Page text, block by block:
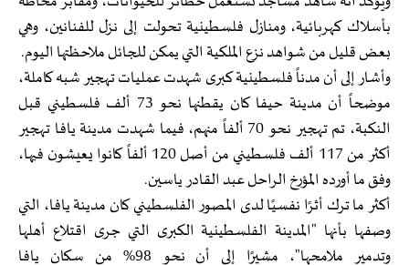
بأسلاك كهربائية، ومنازل فلسطينية تحولت إلى نزل للفنانين، وهي
بعض قليل من شواهد نزع الملكية التي يمكن للجائل ملاحظتها اليوم.
وأشار إلى أن مدناً فلسطينية كبرى شهدت عمليات تهجير شبه كاملة،
موضحاً أن مدينة حيفا كان يقطنها نحو 73 ألف فلسطيني قبل
النكبة، تم تهجير نحو 70 ألفاً منهم، فيما شهدت مدينة يافا تهجير
أكثر من 117 ألف فلسطيني من أصل 120 ألفاً كانوا يعيشون فيها،
وفق ما أورده المؤرخ الراحل عبد القادر ياسين.
أكثر ما ترك أثرًا نفسيًا لدى المصور الفلسطيني كان مدينة يافا، التي
وصفها بأنها "المدينة الفلسطينية الكبرى التي جرى اقتلاع أهلها
وتدمير ملامحها"، مشيرًا إلى أن نحو 98% من سكان يافا